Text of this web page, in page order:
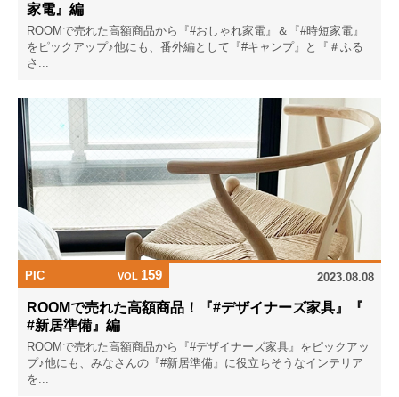
家電』編
ROOMで売れた高額商品から『#おしゃれ家電』＆『#時短家電』
をピックアップ♪他にも、番外編として『#キャンプ』と『＃ふる
さ...
PIC VOL 159 2023.08.08
ROOMで売れた高額商品！『#デザイナーズ家具』『
#新居準備』編
ROOMで売れた高額商品から『#デザイナーズ家具』をピックアッ
プ♪他にも、みなさんの『#新居準備』に役立ちそうなインテリア
を...